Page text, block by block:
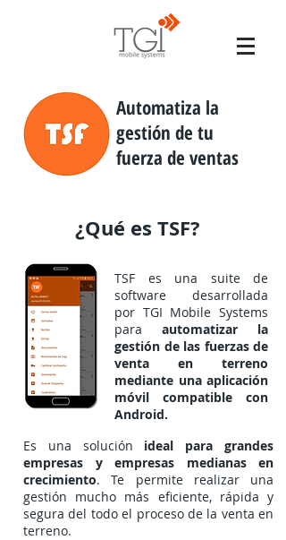
Automatiza la
gestión de tu
fuerza de ventas
¿Qué es TSF?
TSF es una suite de
software desarrollada
por TGI Mobile Systems
para automatizar la
gestión de las fuerzas de
venta en terreno
mediante una aplicación
móvil compatible con
Android.
Es una solución ideal para grandes
empresas y empresas medianas en
crecimiento. Te permite realizar una
gestión mucho más eficiente, rápida y
segura del todo el proceso de la venta en
terreno.